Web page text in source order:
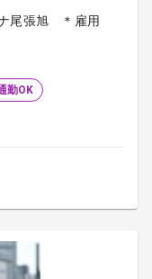
尾張旭 ＊雇用
勤OK